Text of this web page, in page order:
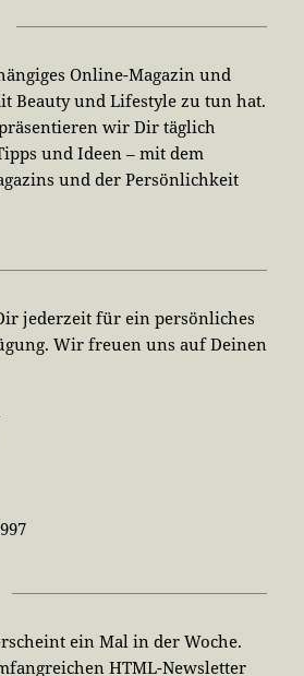
Online-Magazin und
Beauty und Lifestyle zu tun hat.
wir Dir täglich
und Ideen – mit dem
und der Persönlichkeit
jederzeit für ein persönliches
Wir freuen uns auf Deinen
ein Mal in der Woche.
HTML-Newsletter